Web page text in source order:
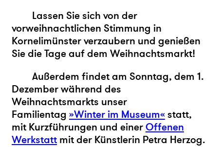
Lassen Sie sich von der
vorweihnachtlichen Stimmung in
Kornelimünster verzaubern und genießen
Sie die Tage auf dem Weihnachtsmarkt!
Außerdem findet am Sonntag, dem 1.
Dezember während des
Weihnachtsmarkts unser
Familientag »Winter im Museum« statt,
mit Kurzführungen und einerOffenen
Werkstatt mit der Künstlerin Petra Herzog.